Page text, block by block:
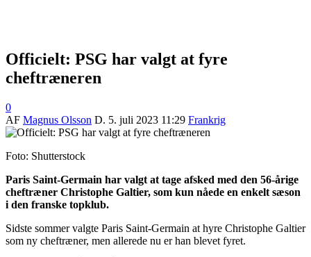
Officielt: PSG har valgt at fyre
cheftræneren
0
AF Magnus Olsson D. 5. juli 2023 11:29 Frankrig
Foto: Shutterstock
Paris Saint-Germain har valgt at tage afsked med den 56-årige
cheftræner Christophe Galtier, som kun nåede en enkelt sæson
i den franske topklub.
Sidste sommer valgte Paris Saint-Germain at hyre Christophe Galtier
som ny cheftræner, men allerede nu er han blevet fyret.